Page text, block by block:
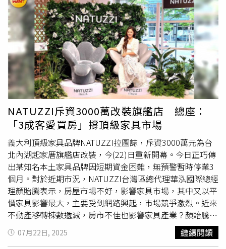
年好味；這次也特別與知名手搖飲品牌「大苑子」合作，推
出「不紫葡萄芭樂」果汁，選用因受天候影響而無法如期轉
色的彰化大村巨峰「不紫葡萄」製作，傳達惜食永續的概
念。島語也推出多項開幕活動，即日起至8/24於高雄漢神店
消費，並加入漢來美食LINE好友領取兌換券即贈「山海絮
語紀念杯」，限量2,000組、贈完為止；此外，8/25至9/30
消費滿10,000元並完成來美食APP集點，就有機會獲得價值
26,800元的「漢來日月行館精緻客房一泊二食住宿券」，將
抽出5名幸運兒，獎項總價值超過10萬元。饗聚廚房自助百
匯。（圖／台北花園大酒店提供）另外台北花園大酒店看準
開學季帶動的家庭外食與家長聚會商機，將於9/1至9/30推
出開學季專屬優惠，集結中、西、日、東南亞多國料理美饌
的「饗聚廚房」，自助餐檯涵蓋冷盤、現煮熟食、現切肉
品、海鮮料理、精緻甜點、各式啤酒及飲品等，平日午餐、
晚餐及假日下午茶每位成人899元+10%，活動期間兩位成
人同行，即可免費招待一位孩童；以經典泰式料理結合創新
手藝的「花園thai thai」，推出Happy Hour泰式輕食自助沙
拉吧，每位580元+10%，活動期間兩位成人同行，同樣免
費招待一位孩童，可無限享用泰式輕食、飲品及冰淇淋，加
價100元起+10%可享用精選主餐乙份。※飲酒過量，有害
的致命關係；還是阿學和凜凜之間笨拙的曖昧，有點甜又不
會太明顯的可愛互動，都將成為一大看點。阿學和凜凜之間
的對手戲，讓飾演兩人夥伴阿陽的目黑蓮興奮表示：「每次
看到他們兩個的互動，都覺得真的超可愛的！有時候甚至會
想『你們兩個到底要黏到什麼時候？』」這讓佐野勇斗笑
稱，這次確實和福本莉子有不少對手戲，雖然片中兩人沒有
言明正式交往，但看在旁人眼中無疑就是「幸福的一對」，
希望觀眾隔著銀幕也能感受到兩人散發的粉紅泡泡。片中佐
野勇斗與福本莉子沒有言明正式交往，但看在旁人眼中無疑
就是「幸福的一對」。（圖／天馬行空提供）此外，劇場版
也將「一兆遊戲」的事業版圖拓展到「日本第一的賭場」，
以成為世界第一的賭場之王為目標，上演華麗的金錢戰爭。
對此導演村尾嘉昭坦言備受挑戰，劇組為了力求打造更刺激
浮誇的「一兆宇宙」，下重本搭建了巨型賭場實景，期盼在
視覺上帶給觀眾盛大饗宴。【一兆$遊戲 劇場版】將於8月
15日在台上映。超值預售套票即將於7月30日開賣，購買單
人套票即可獲得「A3中文海報」壹張，購票請洽博客來售票
網、金石堂網路書店、天馬行空線上表單、真善美劇院，安
利美特 台北店/台中店/
、藝豐漫畫便利屋 台南店/高
雄店將於8月8日加入販售。
NATUZZI斥資3000萬改裝旗艦店 總座：
「3成客愛買房」撐頂級家具市場
義大利頂級家具品牌NATUZZI拉圖誌，斥資3000萬元為台
北內湖起家厝旗艦店改裝，今(22)日重新開幕。今日正巧傳
出某知名本土家具品牌因短期資金困難，無預警暫時停業3
個月。對於近期市況，NATUZZI台灣區總代理華泓國際總經
理顏貽騰表示，房屋市場不好，影響家具市場，其中又以平
價家具影響最大，主要受到網路興起，市場競爭激烈。近來
不動產移轉棟數遞減，房市不佳也影響家具產業？顏貽騰表
示，整個環境不好，家具整體市場業績確實有衰退，尤其是
一般平價家具，因網路、地區性的品牌競爭，衰退比較嚴
07月22日, 2025 繼續閱讀